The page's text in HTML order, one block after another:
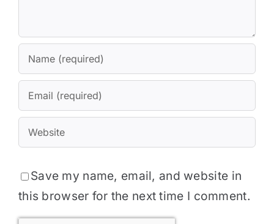
Save my name, email, and website in
this browser for the next time I comment.